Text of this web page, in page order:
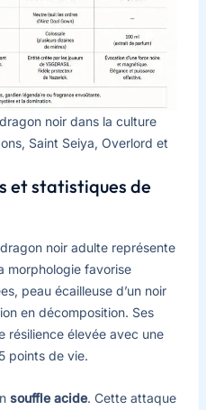
noir dans la culture
Saint Seiya, Overlord et
et statistiques de
noir adulte représente
morphologie favorise
peau écailleuse d’un noir
en décomposition. Ses
résilience élevée avec une
points de vie.
souffle acide. Cette attaque